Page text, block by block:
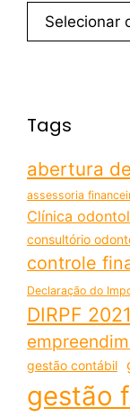
Tags
abertura
assessoria
Clínica
consultório
controle
Declaração do
DIRPF 2021
gestão contábil
gestão